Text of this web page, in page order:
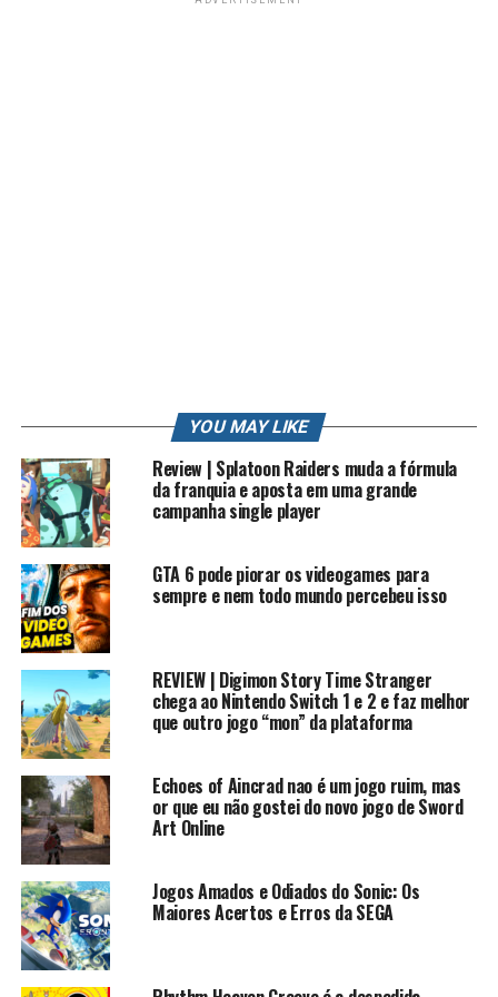
2. 7th Dragon III Code: VFD
3. Angry Video Game Nerd Adventures
4. Animal Crossing: New Leaf
5. Azure Striker Gunvolt
6. Azure Striker Gunvolt 2
7. BIT.TRIP SAGA
8. BoxBoy!
9. BoxBoxBoy!
10. Bravely Default
11. Bravely Second: End Layer
12. Cave Story 3D
13. Corpse Party
14. Crimson Shroud
15. Pokemon 3ds
16. Disney Magical World
17. Disney Magical World 2
18. Donkey Kong Country Returns 3D
19. Dragon Quest VII: Fragments of the Forgotten Past
20. Etrian Odyssey Untold: The Millennium Girl
21. Etrian Odyssey 2 Untold: The Fafnir Knight
YOU MAY LIKE
Review | Splatoon Raiders muda a fórmula
da franquia e aposta em uma grande
campanha single player
GTA 6 pode piorar os videogames para
sempre e nem todo mundo percebeu isso
REVIEW | Digimon Story Time Stranger
chega ao Nintendo Switch 1 e 2 e faz melhor
que outro jogo “mon” da plataforma
Echoes of Aincrad nao é um jogo ruim, mas
or que eu não gostei do novo jogo de Sword
Art Online
Jogos Amados e Odiados do Sonic: Os
Maiores Acertos e Erros da SEGA